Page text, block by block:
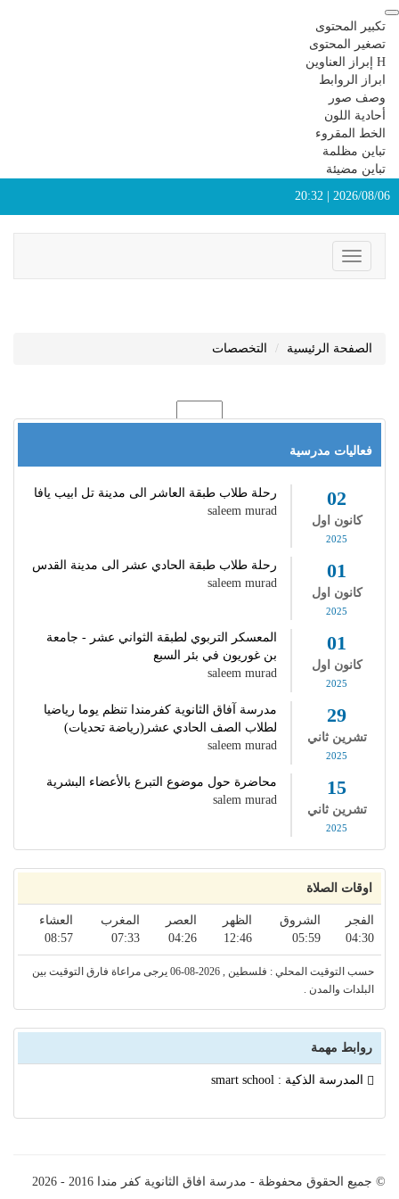
تكبير المحتوى
تصغير المحتوى
H إبراز العناوين
ابراز الروابط
وصف صور
أحادية اللون
الخط المقروء
تباين مظلمة
تباين مضيئة
2026/08/06 | 20:32
Toggle
navigation
الصفحة الرئيسية التخصصات
فعاليات مدرسية
02
كانون اول
2025
رحلة طلاب طبقة العاشر الى مدينة تل ابيب يافا
saleem murad
01
كانون اول
2025
رحلة طلاب طبقة الحادي عشر الى مدينة القدس
saleem murad
01
كانون اول
2025
المعسكر التربوي لطبقة الثواني عشر - جامعة
بن غوريون في بئر السبع
saleem murad
29
تشرين ثاني
2025
مدرسة آفاق الثانوية كفرمندا تنظم يوما رياضيا
لطلاب الصف الحادي عشر(رياضة تحديات)
saleem murad
15
تشرين ثاني
2025
محاضرة حول موضوع التبرع بالأعضاء البشرية
salem murad
اوقات الصلاة
الفجر
04:30
الشروق
05:59
الظهر
12:46
العصر
04:26
المغرب
07:33
العشاء
08:57
حسب التوقيت المحلي : فلسطين , 2026-08-06 يرجى مراعاة فارق التوقيت بين
البلدات والمدن .
روابط مهمة
المدرسة الذكية : smart school
© جميع الحقوق محفوظة - مدرسة افاق الثانوية كفر مندا 2016 - 2026